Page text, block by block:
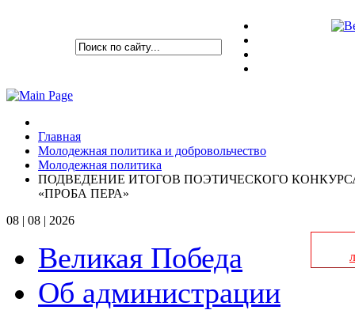
Главная
Молодежная политика и добровольчество
Молодежная политика
ПОДВЕДЕНИЕ ИТОГОВ ПОЭТИЧЕСКОГО
«ПРОБА ПЕРА»
08 | 08 | 2026
Великая Победа
Об администрации